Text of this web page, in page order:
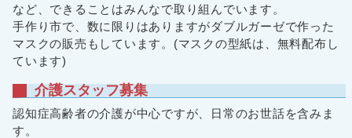
など、できることはみんなで取り組んでいます。
手作り市で、数に限りはありますがダブルガーゼで作った
マスクの販売もしています。(マスクの型紙は、無料配布し
ています)
介護スタッフ募集
認知症高齢者の介護が中心ですが、日常のお世話を含みま
す。